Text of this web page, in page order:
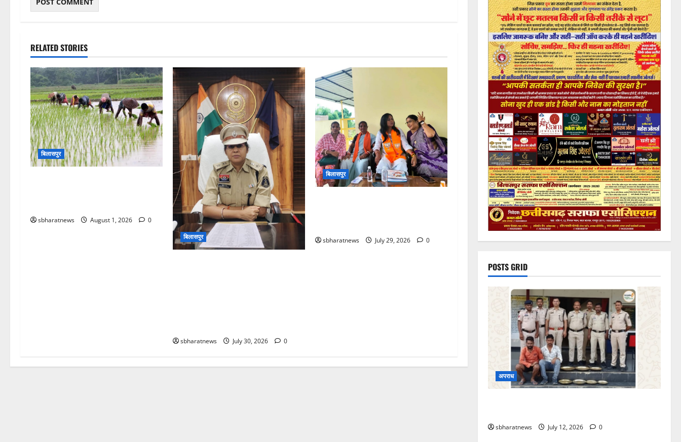
RELATED STORIES
बिलासपुर
sbharatnews August 1, 2026
0
बिलासपुर
sbharatnews July 30, 2026 0
बिलासपुर
sbharatnews July 29, 2026 0
POSTS GRID
अपराध
sbharatnews July 12, 2026 0